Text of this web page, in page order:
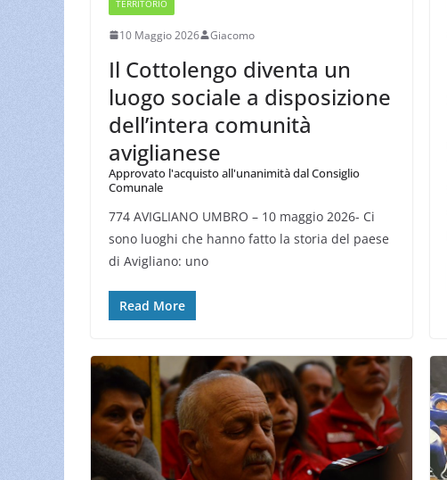
TERRITORIO
10 Maggio 2026 Giacomo
Il Cottolengo diventa un
luogo sociale a disposizione
dell’intera comunità
aviglianese
Approvato l'acquisto all'unanimità dal Consiglio
Comunale
774 AVIGLIANO UMBRO – 10 maggio 2026- Ci
sono luoghi che hanno fatto la storia del paese
di Avigliano: uno
Read More